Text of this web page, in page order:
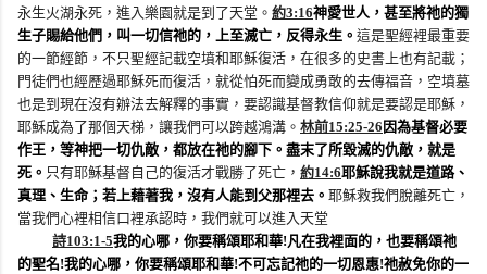
永生火湖永死，進入樂園就是到了天堂。 約3:16神愛世人，甚至將祂的獨
生子賜給他們，叫一切信祂的，上至滅亡，反得永生。 這是聖經裡最重要
的一節經節，不只聖經記載空墳和耶穌復活，在很多的史書上也有記載；
門徒們也經歷過耶穌死而復活，就從怕死而變成勇敢的去傳福音，空墳墓
也是到現在沒有辦法去解釋的事實，要認識基督教信仰就是要認是耶穌，
耶穌成為了那個天梯，讓我們可以跨越鴻溝。 林前15:25-26 因為基督必要
作王，等神把一切仇敵，都放在祂的腳下。盡末了所毀滅的仇敵，就是
死。 只有耶穌基督自己的復活才戰勝了死亡， 約14:6耶穌說我就是道路、
真理、生命；若上藉著我，沒有人能到父那裡去。 耶穌救我們脫離死亡，
當我們心裡相信口裡承認時，我們就可以進入天堂
詩103:1-5我的心哪，你要稱頌耶和華!凡在我裡面的，也要稱頌祂
的聖名!我的心哪，你要稱頌耶和華!不可忘記祂的一切恩惠!祂赦免你的一